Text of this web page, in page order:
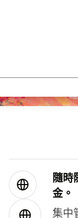
隨時
金。
集中